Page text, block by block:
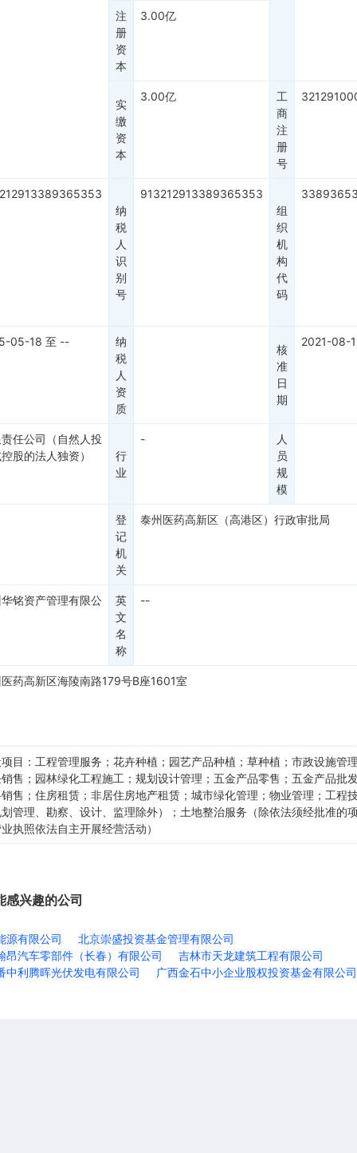
注
册
资
本
3.00亿
实
缴
资
本
3.00亿
工
商
注
册
号
纳
税
人
识
别
号
913212913389365353
组
织
机
构
代
码
05-18 至 --
纳
税
人
资
质
核
准
日
期
2021-08-
任公司（自然人投
股的法人独资）
行
业
-
人
员
规
模
登
记
机
关
泰州医药高新区（高港区）行政审批局
铭资产管理有限公
英
文
名
称
--
药高新区海陵南路179号B座1601室
目：工程管理服务；花卉种植；园艺产品种植；草种植；市政设施管
售；园林绿化工程施工；规划设计管理；五金产品零售；五金产品批
售；住房租赁；非居住房地产租赁；城市绿化管理；物业管理；工程
管理、勘察、设计、监理除外）；土地整治服务（除依法须经批准的
执照依法自主开展经营活动）
感兴趣的公司
源有限公司
北京崇盛投资基金管理有限公司
昂汽车零部件（长春）有限公司
吉林市天龙建筑工程有限公司
中利腾晖光伏发电有限公司
广西金石中小企业股权投资基金有限公司